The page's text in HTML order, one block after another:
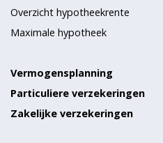
Overzicht hypotheekrente
Maximale hypotheek
Vermogensplanning
Particuliere verzekeringen
Zakelijke verzekeringen